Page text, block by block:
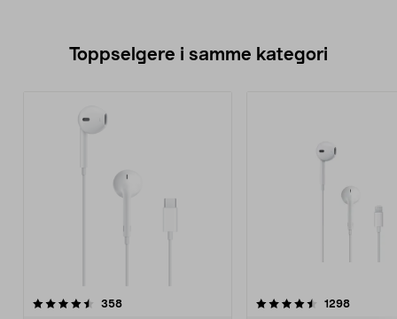
Toppselgere i samme kategori
358anmeldelser
4.5 av 5 stjerner 1298
4.5 av 5 stjerner